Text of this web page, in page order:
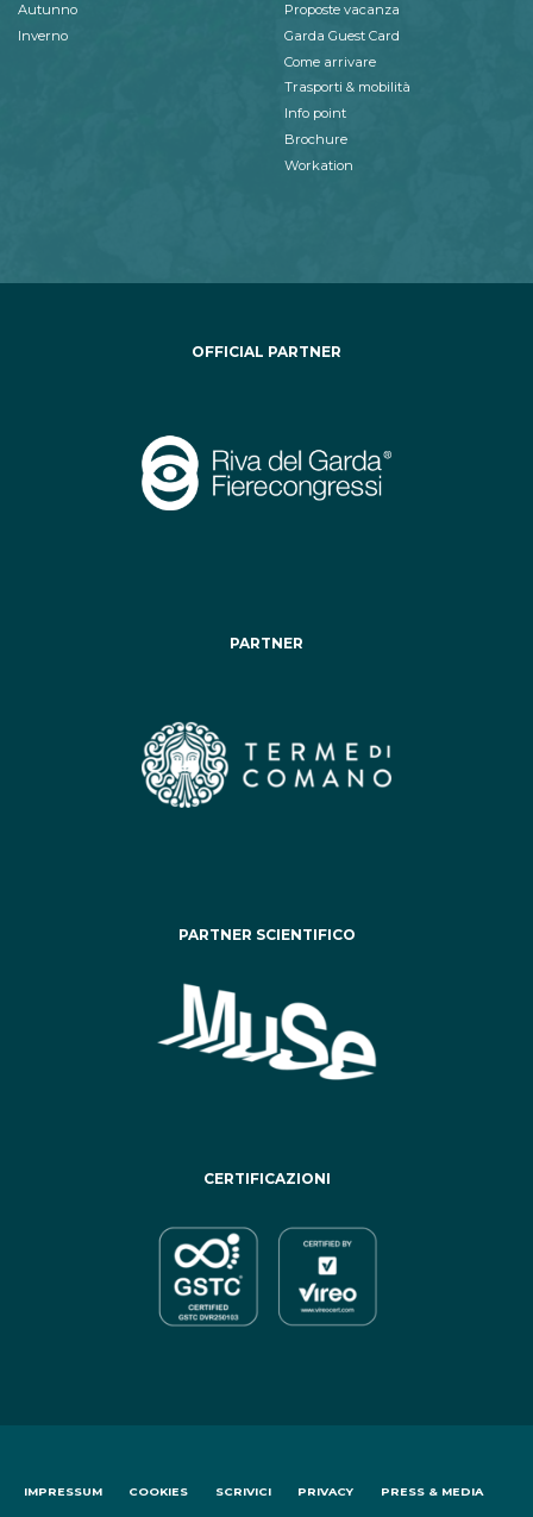
Autunno
Inverno
Proposte vacanza
Garda Guest Card
Come arrivare
Trasporti & mobilità
Info point
Brochure
Workation
OFFICIAL PARTNER
PARTNER
PARTNER SCIENTIFICO
CERTIFICAZIONI
IMPRESSUM COOKIES SCRIVICI PRIVACY PRESS & MEDIA